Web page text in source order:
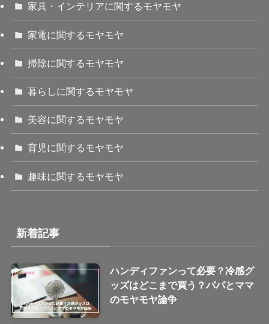
家具・インテリアに関するモヤモヤ
家電に関するモヤモヤ
掃除に関するモヤモヤ
暮らしに関するモヤモヤ
美容に関するモヤモヤ
育児に関するモヤモヤ
趣味に関するモヤモヤ
新着記事
ハンディファンって必要？冷感グ
ッズはどこまで買う？パパとママ
のモヤモヤ論争